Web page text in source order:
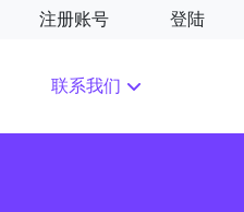
注册账号 登陆
联系我们